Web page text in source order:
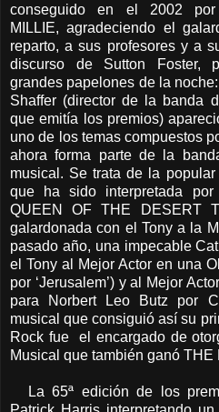
conseguido en el 2002 por
MILLIE, agradeciendo el
reparto, a sus profesores y a
discurso de Sutton Foster,
grandes papelones de la
Shaffer (director de la banda
que emitía los premios)
uno de los temas compuestos
ahora forma parte de la
musical. Se trata de la
que ha sido interpretada
QUEEN OF THE DESERT
galardonada con el Tony a la
pasado año, una impecable
el Tony al Mejor Actor en una
por ‘Jerusalem’) y al Mejor
para Norbert Leo Butz por
musical que consiguió así su
Rock fue el encargado de
Musical que también ganó THE
La 65ª edición de los